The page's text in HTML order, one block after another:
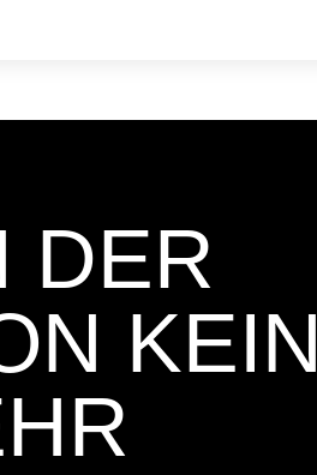
DER
KEIN